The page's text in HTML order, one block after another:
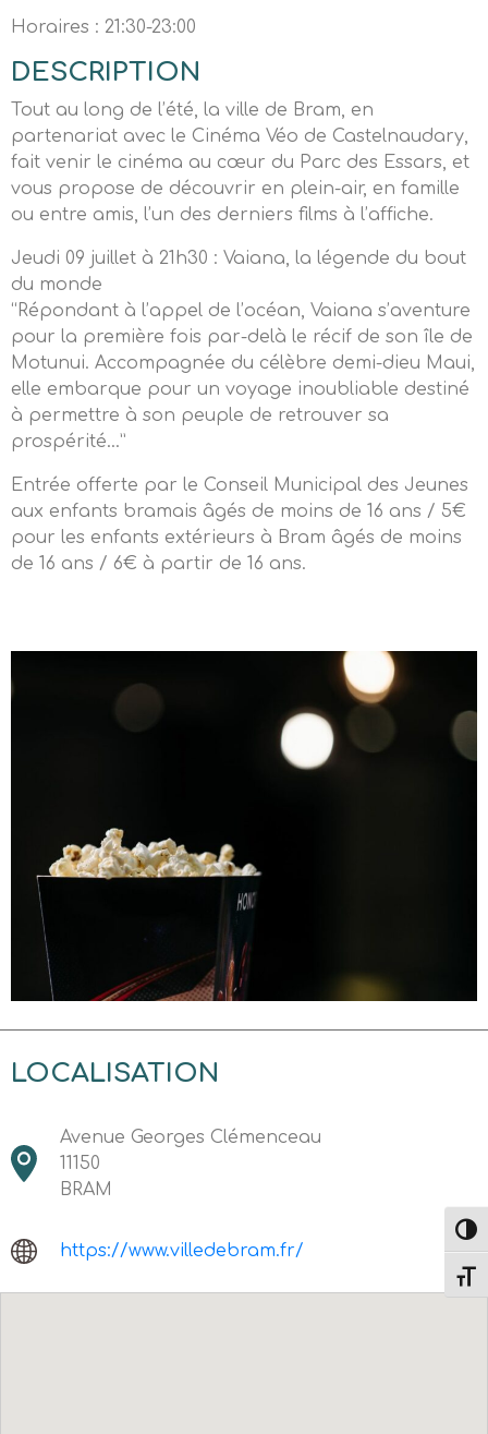
Horaires : 21:30-23:00
DESCRIPTION
Tout au long de l’été, la ville de Bram, en
partenariat avec le Cinéma Véo de Castelnaudary,
fait venir le cinéma au cœur du Parc des Essars, et
vous propose de découvrir en plein-air, en famille
ou entre amis, l’un des derniers films à l’affiche.
Jeudi 09 juillet à 21h30 : Vaiana, la légende du bout
du monde
“Répondant à l’appel de l’océan, Vaiana s’aventure
pour la première fois par-delà le récif de son île de
Motunui. Accompagnée du célèbre demi-dieu Maui,
elle embarque pour un voyage inoubliable destiné
à permettre à son peuple de retrouver sa
prospérité…”
Entrée offerte par le Conseil Municipal des Jeunes
aux enfants bramais âgés de moins de 16 ans / 5€
pour les enfants extérieurs à Bram âgés de moins
de 16 ans / 6€ à partir de 16 ans.
LOCALISATION
Avenue Georges Clémenceau
11150
BRAM
https://www.villedebram.fr/